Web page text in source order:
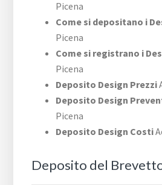
Picena
Come si depositano i
Picena
Come si registrano i
Picena
Deposito Design Prezzi
Deposito Design
Picena
Deposito Design Costi
Deposito del